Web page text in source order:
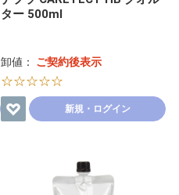
ター 500ml
卸値： ご契約後表示
☆☆☆☆☆
新規・ログイン